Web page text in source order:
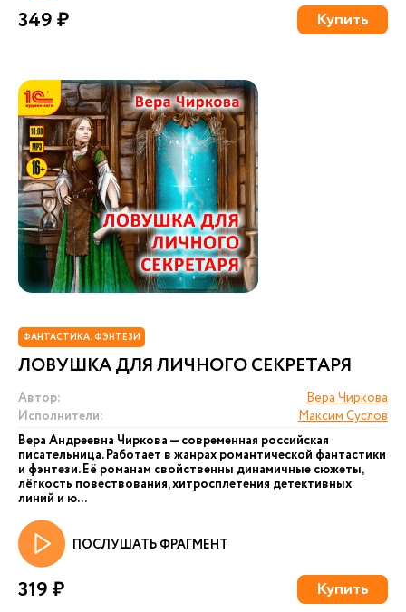
349 ₽ Купить
ФАНТАСТИКА. ФЭНТЕЗИ
ЛОВУШКА ДЛЯ ЛИЧНОГО СЕКРЕТАРЯ
Автор:
Вера Чиркова
Исполнители:
Максим Суслов
Вера Андреевна Чиркова — современная российская
писательница. Работает в жанрах романтической фантастики
и фэнтези. Её романам свойственны динамичные сюжеты,
лёгкость повествования, хитросплетения детективных
линий и ю...
ПОСЛУШАТЬ ФРАГМЕНТ
319 ₽ Купить